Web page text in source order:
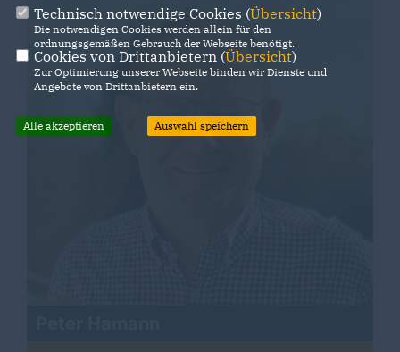
Technisch notwendige Cookies (Übersicht)
Die notwendigen Cookies werden allein für den
ordnungsgemäßen Gebrauch der Webseite benötigt.
Cookies von Drittanbietern (Übersicht)
Zur Optimierung unserer Webseite binden wir Dienste und
Angebote von Drittanbietern ein.
Alle akzeptieren Auswahl speichern